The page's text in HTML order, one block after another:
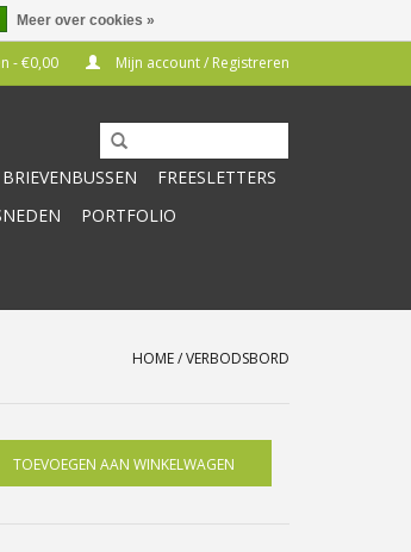
- €0,00 Mijn account / Registreren
BRIEVENBUSSEN
FREESLETTERS
PORTFOLIO
HOME/VERBODSBORD
TOEVOEGEN AAN WINKELWAGEN
Meer over cookies »